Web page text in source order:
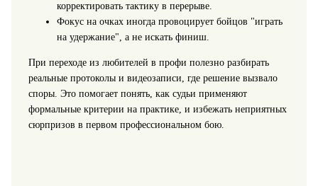
корректировать тактику в перерыве.
Фокус на очках иногда провоцирует бойцов "играть
на удержание", а не искать финиш.
При переходе из любителей в профи полезно разбирать
реальные протоколы и видеозаписи, где решение вызвало
споры. Это помогает понять, как судьи применяют
формальные критерии на практике, и избежать неприятных
сюрпризов в первом профессиональном бою.